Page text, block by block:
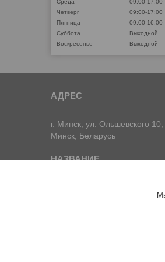
Среда
09:00-17:00
Четверг
09:00-17:00
Пятница
09:00-16:00
Суббота
Выходной
Воскресенье
Выходной
г. Минск, ул. Ольшевского
Минск, Беларусь